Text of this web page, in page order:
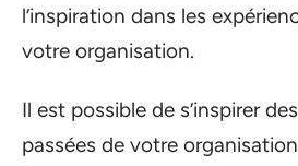
l’inspiration dans les
votre organisation.
Il est possible de s’inspirer
passées de votre